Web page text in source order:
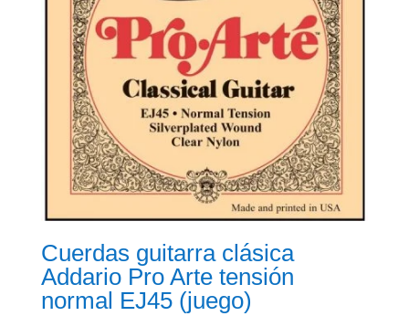
Cuerdas guitarra clásica
Addario Pro Arte tensión
normal EJ45 (juego)